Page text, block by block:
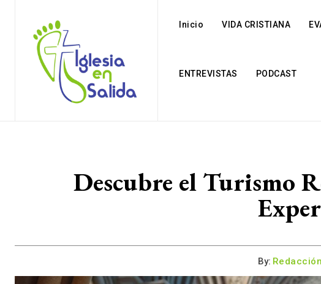
Inicio VIDA CRISTIANA
ENTREVISTAS PODCAST
Descubre el Turismo
By: